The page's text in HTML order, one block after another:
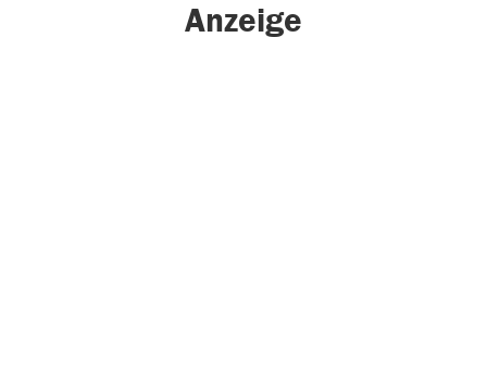
Anzeige